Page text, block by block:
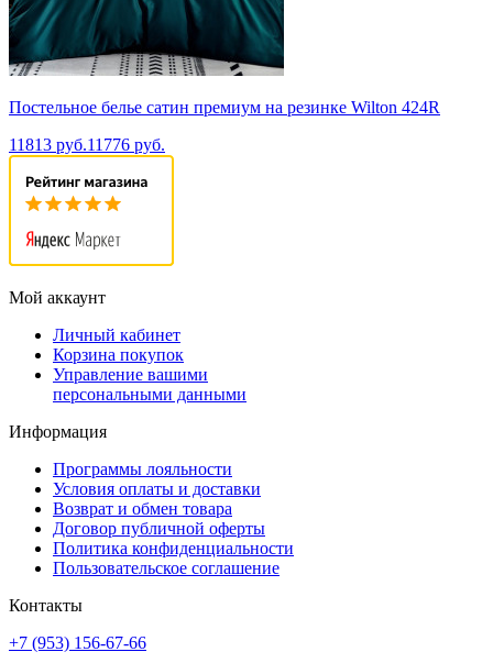
Постельное белье сатин премиум на резинке Wilton 424R
11813 руб.11776 руб.
Мой аккаунт
Личный кабинет
Корзина покупок
Управление вашими
персональными данными
Информация
Программы лояльности
Условия оплаты и доставки
Возврат и обмен товара
Договор публичной оферты
Политика конфиденциальности
Пользовательское соглашение
Контакты
+7 (953) 156-67-66